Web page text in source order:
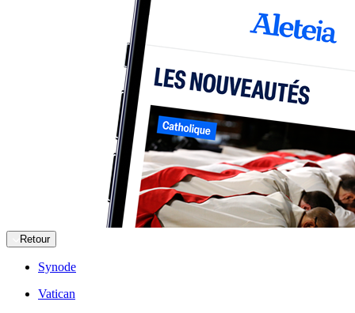
Retour
Synode
Vatican